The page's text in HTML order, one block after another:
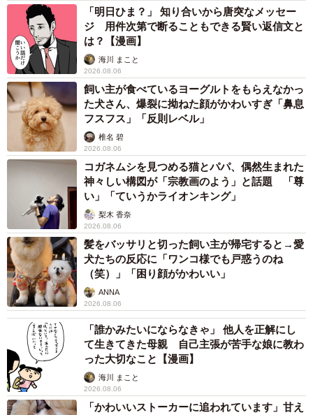
「明日ひま？」 知り合いから唐突なメッセー
ジ 用件次第で断ることもできる賢い返信文と
は？【漫画】
海川 まこと
2026.08.06
飼い主が食べているヨーグルトをもらえなかっ
た犬さん、爆裂に拗ねた顔がかわいすぎ「鼻息
フスフス」「反則レベル」
椎名 碧
2026.08.06
コガネムシを見つめる猫とパパ、偶然生まれた
神々しい構図が「宗教画のよう」と話題 「尊
い」「ていうかライオンキング」
梨木 香奈
2026.08.06
髪をバッサリと切った飼い主が帰宅すると→愛
犬たちの反応に「ワンコ様でも戸惑うのね
（笑）」「困り顔がかわいい」
ANNA
2026.08.06
「誰かみたいにならなきゃ」 他人を正解にし
て生きてきた母親 自己主張が苦手な娘に教わ
った大切なこと【漫画】
海川 まこと
2026.08.06
「かわいいストーカーに追われています」甘え